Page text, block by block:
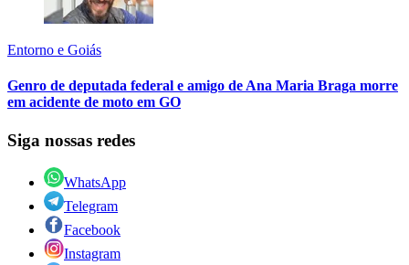
Entorno e Goiás
Genro de deputada federal e amigo de Ana Maria Braga morre
em acidente de moto em GO
Siga nossas redes
WhatsApp
Telegram
Facebook
Instagram